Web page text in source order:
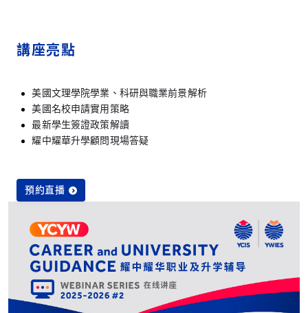
講座亮點
美國文理學院學業、科研與職業前景解析
美國名校申請實用策略
最新學生簽證政策解讀
耀中耀華升學顧問現場答疑
預約直播